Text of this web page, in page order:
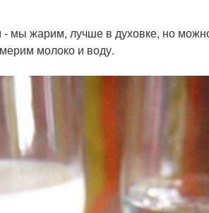
мы жарим, лучше в духовке, но
молоко и воду.